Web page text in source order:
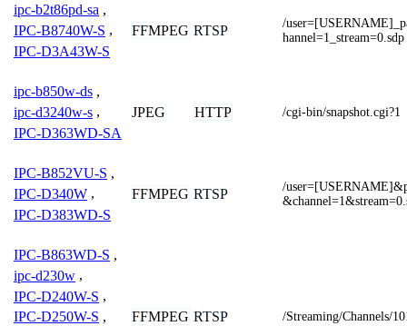
ipc-b2t86pd-sa ,
IPC-B8740W-S ,
IPC-D3A43W-S
FFMPEG RTSP
/
hannel=1_stream=0.sdp
ipc-b850w-ds ,
ipc-d3240w-s ,
IPC-D363WD-SA
JPEG HTTP /cgi-bin/snapshot.cgi?1
IPC-B852VU-S ,
IPC-D340W ,
IPC-D383WD-S
FFMPEG RTSP
/
IPC-B863WD-S ,
ipc-d230w ,
IPC-D240W-S ,
IPC-D250W-S ,
FFMPEG RTSP /Streaming/Channels/